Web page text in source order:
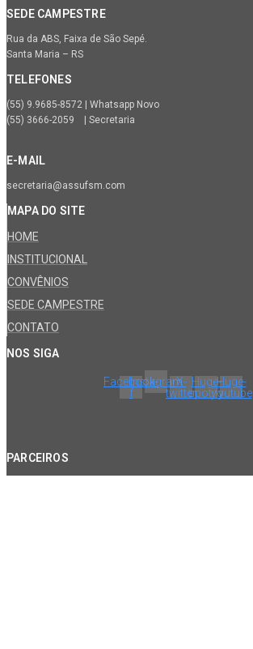
SEDE CAMPESTRE
Rua da ABS, Faixa de São Sepé.
Santa Maria – RS
TELEFONES
(55) 9.9685-8572 | Whatsapp Novo
(55) 3666-2059 | Secretaria
E-MAIL
secretaria@assufsm.com
MAPA DO SITE
HOME
INSTITUCIONAL
CONVÊNIOS
SEDE CAMPESTRE
CONTATO
NOS SIGA
Facebook-
f
InstagramX-
twitter
Huge-
spotify
Huge-
youtube
PARCEIROS